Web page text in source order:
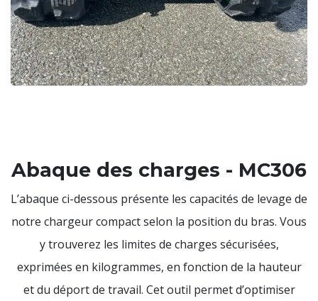
Abaque des charges - MC306
L’abaque ci-dessous présente les capacités de levage de
notre chargeur compact selon la position du bras. Vous
y trouverez les limites de charges sécurisées,
exprimées en kilogrammes, en fonction de la hauteur
et du déport de travail. Cet outil permet d’optimiser